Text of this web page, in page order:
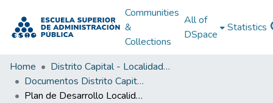
Communities
&
Collections
All of
DSpace
Statistics
Home
Distrito Capital - Localidades
Documentos Distrito Capital - Localidades
Plan de Desarrollo Localidad de Santa Fe Bogotá D.C. 2013 - 2016: PD Santa Fe Bogotá D.C. 2013 - 2016